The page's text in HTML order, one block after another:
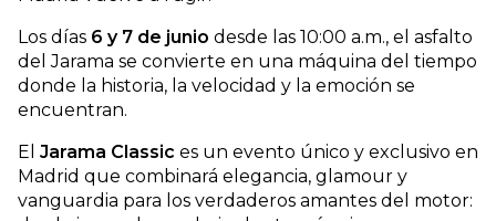
Los días 6 y 7 de junio desde las 10:00 a.m., el asfalto
del Jarama se convierte en una máquina del tiempo
donde la historia, la velocidad y la emoción se
encuentran.
El Jarama Classic es un evento único y exclusivo en
Madrid que combinará elegancia, glamour y
vanguardia para los verdaderos amantes del motor: